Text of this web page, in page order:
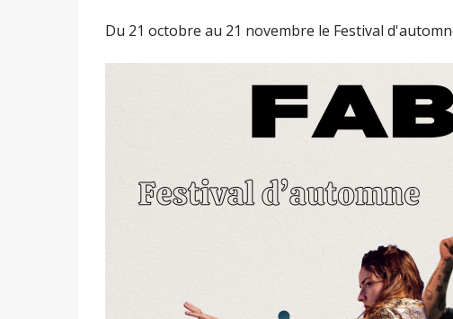
Du 21 octobre au 21 novembre le Festival